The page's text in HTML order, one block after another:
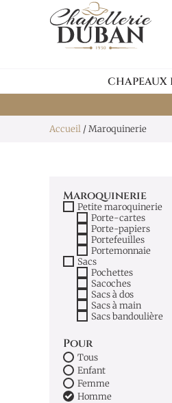
CHAPEAUX
Accueil / Maroquinerie
Maroquinerie
Petite maroquinerie
Porte-cartes
Porte-papiers
Portefeuilles
Portemonnaie
Sacs
Pochettes
Sacoches
Sacs à dos
Sacs à main
Sacs bandoulière
Pour
Tous
Enfant
Femme
Homme